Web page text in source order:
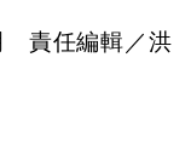
責任編輯／洪